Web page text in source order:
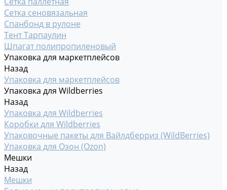
Сетка сеновязальная
Спанбонд в рулоне
Тент Тарпаулин
Шпагат полипропиленовый
Упаковка для маркетплейсов
Назад
Упаковка для маркетплейсов
Упаковка для Wildberries
Назад
Упаковка для Wildberries
Коробки для Wildberries
Упаковочные пакеты для Вайлдберриз (WildBerries)
Упаковка для Озон (Ozon)
Мешки
Назад
Мешки